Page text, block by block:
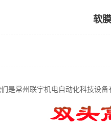
软
是常州联宇机电自动化科技设